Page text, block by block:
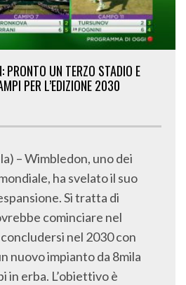
PRONTO UN TERZO STADIO E
PER L’EDIZIONE 2030
– Wimbledon, uno dei
ha svelato il suo
Si tratta di
cominciare nel
nel 2030 con
nuovo impianto da 8mila
in erba. L’obiettivo è